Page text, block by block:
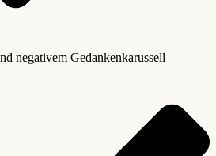
negativem Gedankenkarussell